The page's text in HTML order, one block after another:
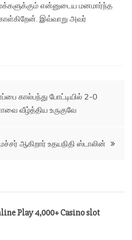
மக்களுக்கும் என்னுடைய மனமார்ந்த
இவ்வாறு அவர்
கால்பந்து போட்டியில் 2-0
வீழ்த்திய உருகுவே
ஆகிறார் உதயநிதி ஸ்டாலின்
Play 4,000+ Casino slot